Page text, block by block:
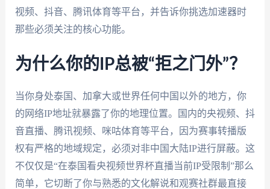
视频、抖音、腾讯体育等平台，并告诉你挑选加速器时
那些必须关注的核心功能。
为什么你的IP总被“拒之门外”？
当你身处泰国、加拿大或世界任何中国以外的地方，你
的网络IP地址就暴露了你的地理位置。国内的央视频、抖
音直播、腾讯视频、咪咕体育等平台，因为赛事转播版
权有严格的地域规定，必须对非中国大陆IP进行屏蔽。这
不仅仅是“在泰国看央视频世界杯直播当前IP受限制”那么
简单，它切断了你与熟悉的文化解说和观赛社群最直接